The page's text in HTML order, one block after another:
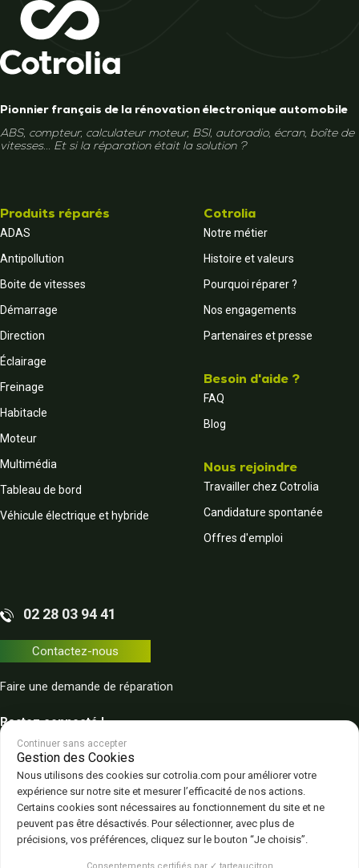
Pionnier français de la rénovation électronique automobile
ABS, compteur, calculateur moteur, BSI, autoradio, écran, boîte de
vitesses... Et si la réparation était la solution ?
Produits réparés
ADAS
Antipollution
Boite de vitesses
Démarrage
Direction
Éclairage
Freinage
Habitacle
Moteur
Multimédia
Tableau de bord
Véhicule électrique et hybride
Cotrolia
Notre métier
Histoire et valeurs
Pourquoi réparer ?
Nos engagements
Partenaires et presse
Besoin d'aide ?
FAQ
Blog
Nous rejoindre
Travailler chez Cotrolia
Candidature spontanée
Offres d'emploi
02 28 03 94 41
Contactez-nous
Faire une demande de réparation
Restez connecté !
Plan du site Politique de confidentialité CGV – CGU Mentions légales
Continuer sans accepter
Gestion des Cookies
Nous utilisons des cookies sur cotrolia.com pour améliorer votre
expérience sur notre site et mesurer l’efficacité de nos actions.
Certains cookies sont nécessaires au fonctionnement du site et ne
peuvent pas être désactivés. Pour sélectionner, avec plus de
précisions, vos préférences, cliquez sur le bouton “Je choisis”.